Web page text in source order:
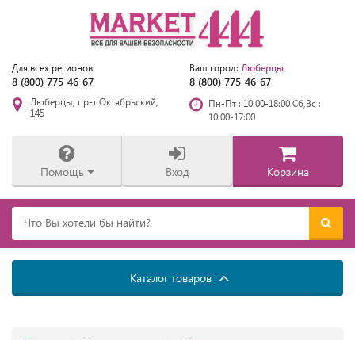
Для всех регионов:
8 (800) 775-46-67
Ваш город: Люберцы
8 (800) 775-46-67
Люберцы, пр-т Октябрьский,
145
Пн-Пт : 10:00-18:00 Сб,Вс :
10:00-17:00
Помощь Вход Корзина
Каталог товаров